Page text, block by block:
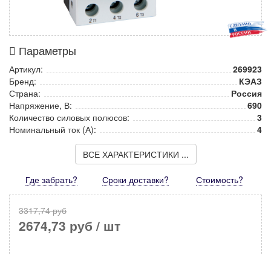
Параметры
Артикул:
269923
Бренд:
КЭАЗ
Страна:
Россия
Напряжение, В:
690
Количество силовых полюсов:
3
Номинальный ток (А):
4
ВСЕ ХАРАКТЕРИСТИКИ ...
Где забрать? Сроки доставки? Стоимость?
3317,74 руб
2674,73 руб / шт